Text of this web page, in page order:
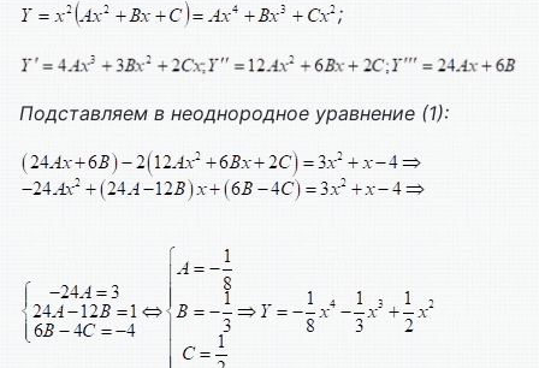
;
Подставляем в неоднородное уравнение (1):